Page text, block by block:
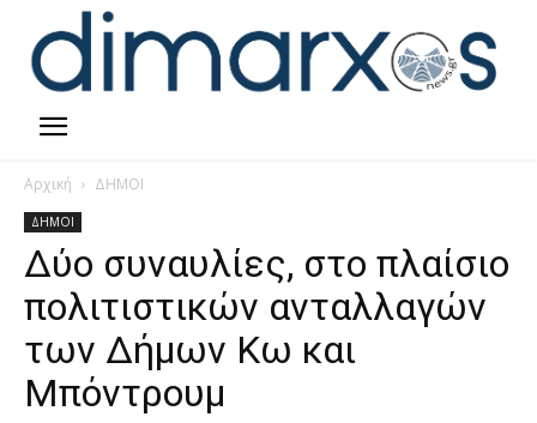
Αρχική ΔΗΜΟΙ
ΔΗΜΟΙ
Δύο συναυλίες, στο πλαίσιο
πολιτιστικών ανταλλαγών
των Δήμων Κω και
Μπόντρουμ